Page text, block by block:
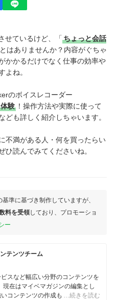
せているけど、「 ちょっと会話
はありませんか？内容がぐちゃ
かかるだけでなく仕事の効率や
よね。
のボイスレコーダー
験 ！操作方法や実際に使って
も詳しく紹介しちゃいます。
不満がある人・何を買ったらい
ひ読んでみてくださいね。
準に基づき制作していますが、
料を受領しており、プロモーショ
ー
テンツチーム
スなど幅広い分野のコンテンツを
在はマイベマガジンの編集とし
コンテンツの作成もしている。ま
…続きを読む